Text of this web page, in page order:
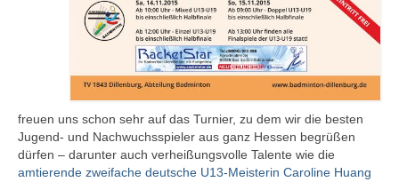
Tabelle U19-Mini | Saison 2024/2025
Tabelle U17-Mini | Saison 2024/2025
Tabelle Schülerklasse | Saison 2024/2025
Tabelle U15-Mini | Saison 2024/2025
Tabelle U13-Mini | Saison 2024/2025
freuen uns schon sehr auf das Turnier, zu dem wir die besten
Jugend- und Nachwuchsspieler aus ganz Hessen begrüßen
dürfen – darunter auch verheißungsvolle Talente wie die
amtierende zweifache deutsche U13-Meisterin Caroline Huang